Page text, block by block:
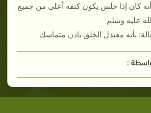
كان إذا جلس يكون كتفه أعلى من جميع
عليه وسلم
بأنه معتدل الخلق بادن متماسك
: